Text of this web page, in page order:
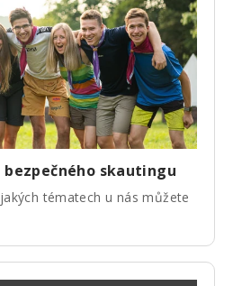
skautingu
tématech u nás můžete